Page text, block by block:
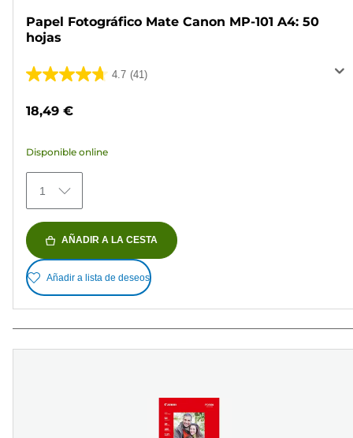
Papel Fotográfico Mate Canon MP-101 A4: 50
hojas
4.7 (41)
4.7
5
41
reseñas
18,49 €
Disponible online
1
AÑADIR A LA CESTA
Añadir a lista de deseos